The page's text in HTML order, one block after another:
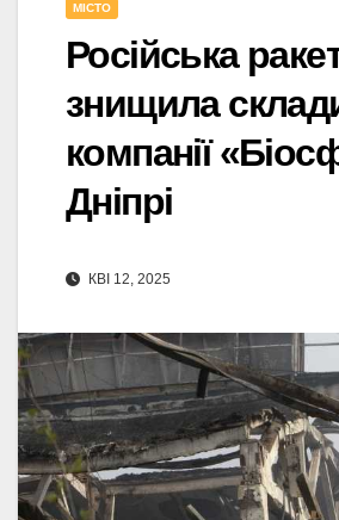
МІСТО
Російська
знищила
компанії
Дніпрі
КВІ 12, 2025